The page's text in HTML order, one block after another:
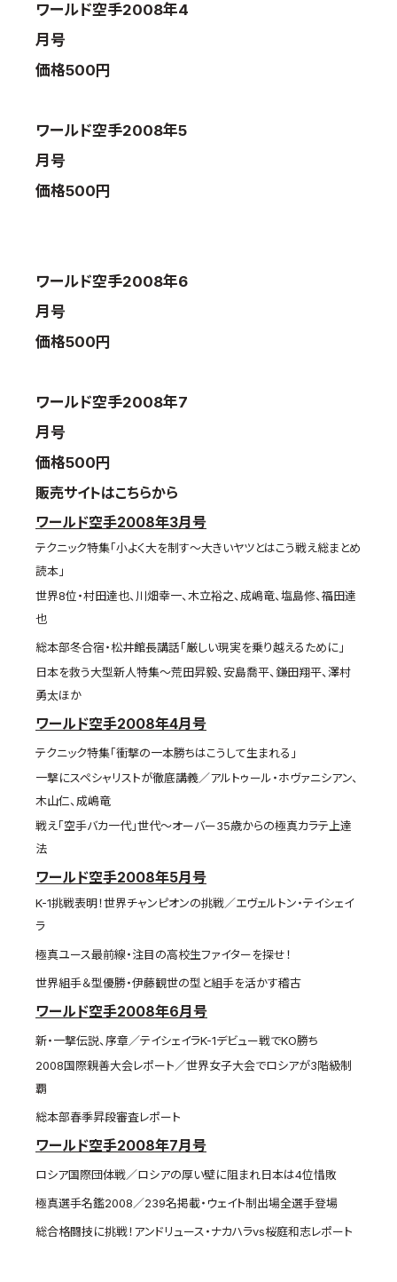
会員制度
よくある質問
日本語
ワールド空手2008年4
月号
価格500円
ワールド空手2008年5
月号
価格500円
ワールド空手2008年6
月号
価格500円
ワールド空手2008年7
月号
価格500円
販売サイトはこちらから
ワールド空手2008年3月号
テクニック特集「小よく大を制す～大きいヤツとはこう戦え総まとめ
読本」
世界8位・村田達也、川畑幸一、木立裕之、成嶋竜、塩島修、福田達
也
総本部冬合宿・松井館長講話「厳しい現実を乗り越えるために」
日本を救う大型新人特集～荒田昇毅、安島喬平、鎌田翔平、澤村
勇太ほか
ワールド空手2008年4月号
テクニック特集「衝撃の一本勝ちはこうして生まれる」
一撃にスペシャリストが徹底講義／アルトゥール・ホヴァニシアン、
木山仁、成嶋竜
戦え「空手バカ一代」世代～オーバー35歳からの極真カラテ上達
法
ワールド空手2008年5月号
K-1挑戦表明！世界チャンピオンの挑戦／エヴェルトン・テイシェイ
ラ
極真ユース最前線・注目の高校生ファイターを探せ！
世界組手＆型優勝・伊藤観世の型と組手を活かす稽古
ワールド空手2008年6月号
新・一撃伝説、序章／テイシェイラK-1デビュー戦でKO勝ち
2008国際親善大会レポート／世界女子大会でロシアが3階級制
覇
総本部春季昇段審査レポート
ワールド空手2008年7月号
ロシア国際団体戦／ロシアの厚い壁に阻まれ日本は4位惜敗
極真選手名鑑2008／239名掲載・ウェイト制出場全選手登場
総合格闘技に挑戦！アンドリュース・ナカハラvs桜庭和志レポート